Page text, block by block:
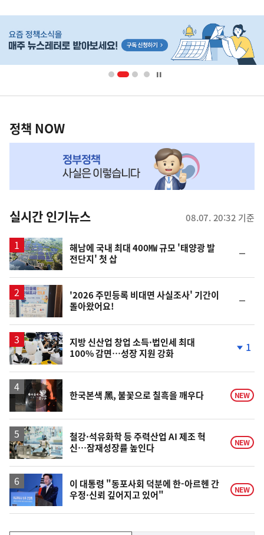
단
영
책
NOW,
뉴
스
정책 NOW
실시간 인기뉴스 08.07. 20:32 기준
해남에 국내 최대 400㎿ 규모 '태양광 발
전단지' 첫 삽
일
'2026 주민등록 비대면 사실조사' 기간이
돌아왔어요!
일
지방 신산업 창업 소득·법인세 최대
100% 감면…성장 지원 강화
하
락
1
영
상
한국본색 黑, 불꽃으로 칠흑을 깨우다 NEW
철강·석유화학 등 주력산업 AI 제조 혁
신…잠재성장률 높인다
NEW
이 대통령 "동포사회 덕분에 한-아르헨 간
우정·신뢰 깊어지고 있어"
NEW